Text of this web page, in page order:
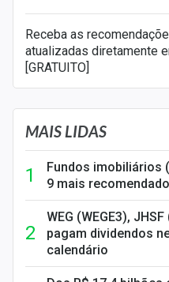
Receba as
atualizadas diretamente
[GRATUITO]
MAIS LIDAS
Fundos imobiliários
9 mais
WEG (WEGE3),
pagam dividendos
calendário